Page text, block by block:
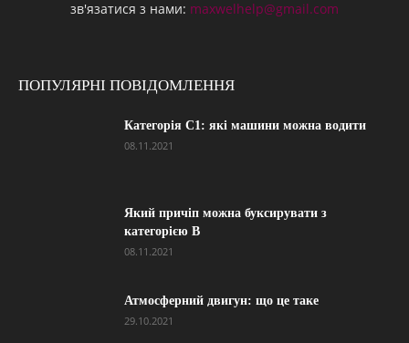
зв'язатися з нами: maxwelhelp@gmail.com
ПОПУЛЯРНІ ПОВІДОМЛЕННЯ
Категорія С1: які машини можна водити
08.11.2021
Який причіп можна буксирувати з
категорією В
08.11.2021
Атмосферний двигун: що це таке
29.10.2021